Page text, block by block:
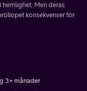
hemlighet. Men deras
konsekvenser för
3+ månader